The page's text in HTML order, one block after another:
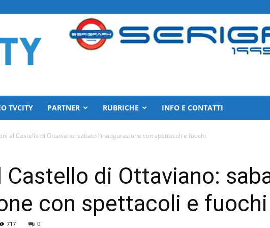
TVCITY PARTNER RUBRICHE INFO E CONTATTI
al Castello di Ottaviano: sabato l’inaugurazione con spettacoli e fuochi
di Ottaviano:
con spettacoli e fuochi
717 0